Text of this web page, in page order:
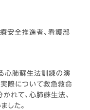
安全推進者、看護部
心肺蘇生法訓練の演
実際について救急救命
れて、心肺蘇生法、
した。